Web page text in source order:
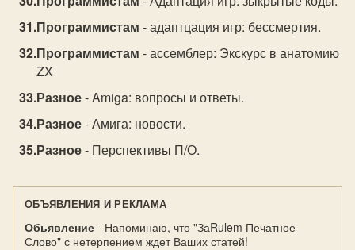
Программистам - адаптцация игр: бессмертия.
Программистам - ассемблер: Экскурс в анатомию
ZX
Разное- Amiga: вопросы и ответы.
Разное- Амига: новости.
Разное- Перспективы П/О.
ОБЪЯВЛЕНИЯ И РЕКЛАМА
Обьявление - Напоминаю, что "ЗаRulem Печатное
Слово" с нетерпением ждет Ваших статей!